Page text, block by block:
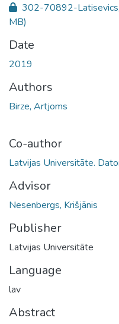
302-70892-
MB)
Date
2019
Authors
Birze, Artjoms
Co-author
Latvijas Universitāte.
Advisor
Nesenbergs, Krišjānis
Publisher
Latvijas Universitāte
Language
lav
Abstract